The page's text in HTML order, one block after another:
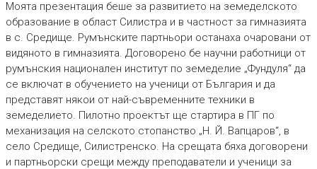
Моята презентация беше за развитието на земеделското
образование в област Силистра и в частност за гимназията
в с. Средище. Румънските партньори останаха очаровани от
видяното в гимназията. Договорено бе научни работници от
румънския национален институт по земеделие „Фундуля“ да
се включат в обучението на ученици от България и да
представят някои от най-съвременните техники в
земеделието. Пилотно проектът ще стартира в ПГ по
механизация на селското стопанство „Н. Й. Вапцаров“, в
село Средище, Силистренско. На срещата бяха договорени
и партньорски срещи между преподаватели и ученици за